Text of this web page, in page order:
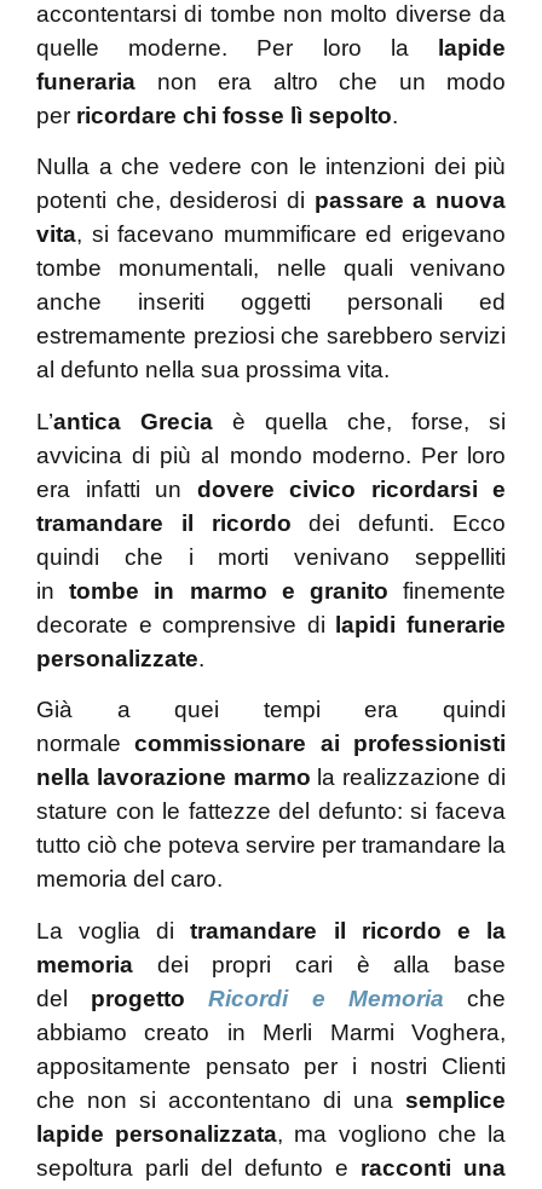
accontentarsi di tombe non molto diverse da
quelle moderne. Per loro la
lapide
funeraria non era altro che un modo
per ricordare chi fosse lì sepolto.
Nulla a che vedere con le intenzioni dei più
potenti che, desiderosi di passare a nuova
vita, si facevano mummificare ed erigevano
tombe monumentali, nelle quali venivano
anche inseriti oggetti personali ed
estremamente preziosi che sarebbero servizi
al defunto nella sua prossima vita.
L’antica Grecia è quella che, forse, si
avvicina di più al mondo moderno. Per loro
era infatti un dovere civico ricordarsi e
tramandare il ricordo dei defunti. Ecco
quindi che i morti venivano seppelliti
intombe in marmo e granito finemente
decorate e comprensive di lapidi funerarie
personalizzate.
Già a quei tempi era quindi
normalecommissionare ai professionisti
nella lavorazione marmo la realizzazione di
stature con le fattezze del defunto: si faceva
tutto ciò che poteva servire per tramandare la
memoria del caro.
La voglia ditramandare il ricordo e la
memoria dei propri cari è alla base
del progetto Ricordi e Memoria che
abbiamo creato in Merli Marmi Voghera,
appositamente pensato per i nostri Clienti
che non si accontentano di una semplice
lapide personalizzata, ma vogliono che la
sepoltura parli del defunto e racconti una